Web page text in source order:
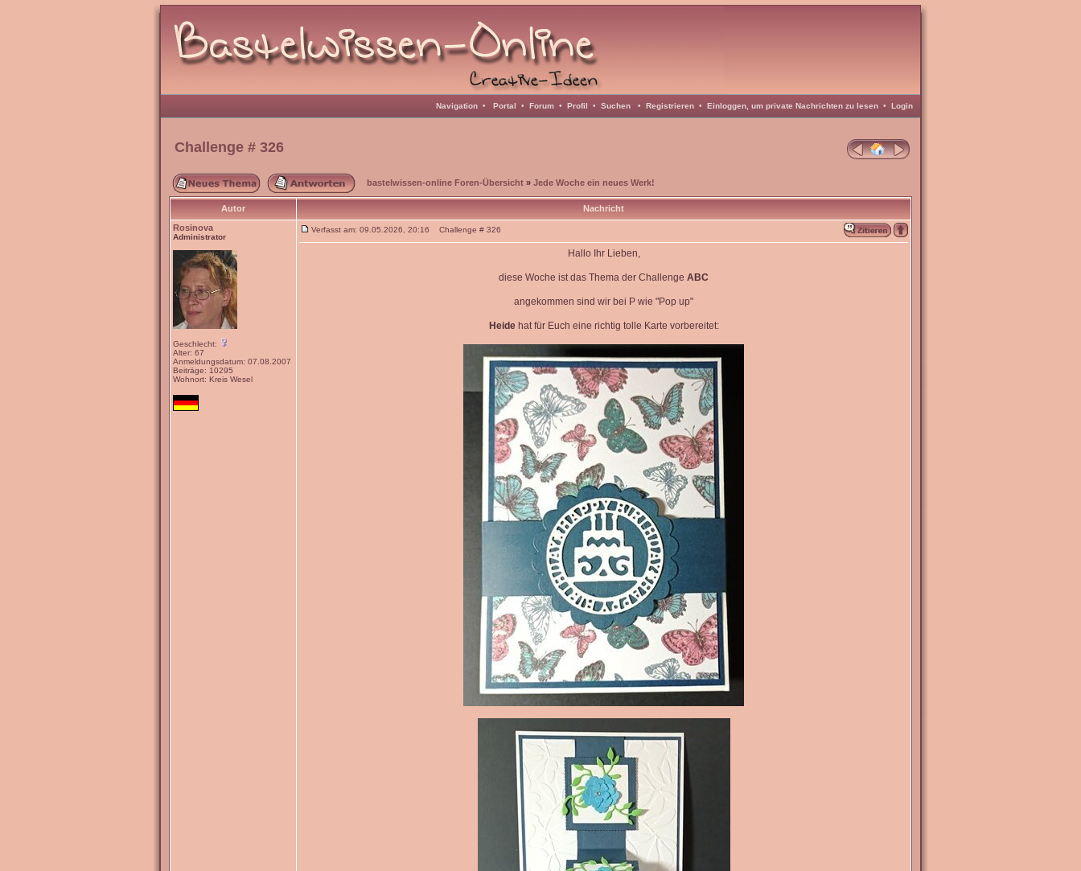
Navigation • Portal • Forum • Profil • Suchen • Registrieren • Einloggen, um private Nachrichten zu lesen • Login
Challenge # 326
bastelwissen-online Foren-Übersicht » Jede Woche ein neues Werk!
Autor
Nachricht
Rosinova
Administrator
Geschlecht:
Alter: 67
Anmeldungsdatum: 07.08.2007
Beiträge: 10295
Wohnort: Kreis Wesel
Verfasst am: 09.05.2026, 20:16 Challenge # 326
Hallo Ihr Lieben,
diese Woche ist das Thema der Challenge ABC
angekommen sind wir bei P wie "Pop up"
Heidehat für Euch eine richtig tolle Karte vorbereitet: